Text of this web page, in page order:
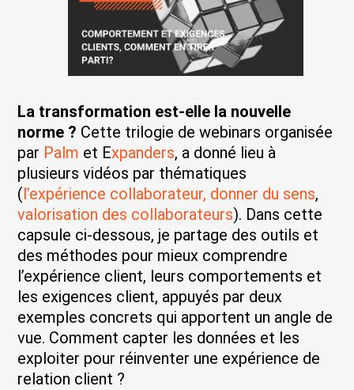
La transformation est-elle la nouvelle
norme ? Cette trilogie de webinars organisée
par Palm et Expanders, a donné lieu à
plusieurs vidéos par thématiques
(l’expérience collaborateur, donner du sens,
valorisation des collaborateurs). Dans cette
capsule ci-dessous, je partage des outils et
des méthodes pour mieux comprendre
l’expérience client, leurs comportements et
les exigences client, appuyés par deux
exemples concrets qui apportent un angle de
vue. Comment capter les données et les
exploiter pour réinventer une expérience de
relation client ?